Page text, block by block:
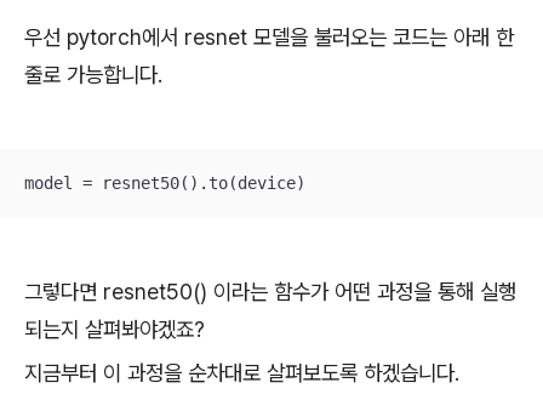
우선 pytorch에서 resnet 모델을 불러오는 코드는 아래 한
줄로 가능합니다.
model = resnet50().to(device)
그렇다면 resnet50() 이라는 함수가 어떤 과정을 통해 실행
되는지 살펴봐야겠죠?
지금부터 이 과정을 순차대로 살펴보도록 하겠습니다.